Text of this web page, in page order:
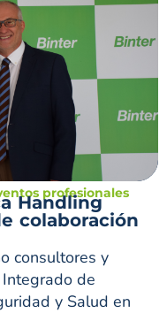
profesionales
Handling
colaboración
consultores y
de
y Salud en